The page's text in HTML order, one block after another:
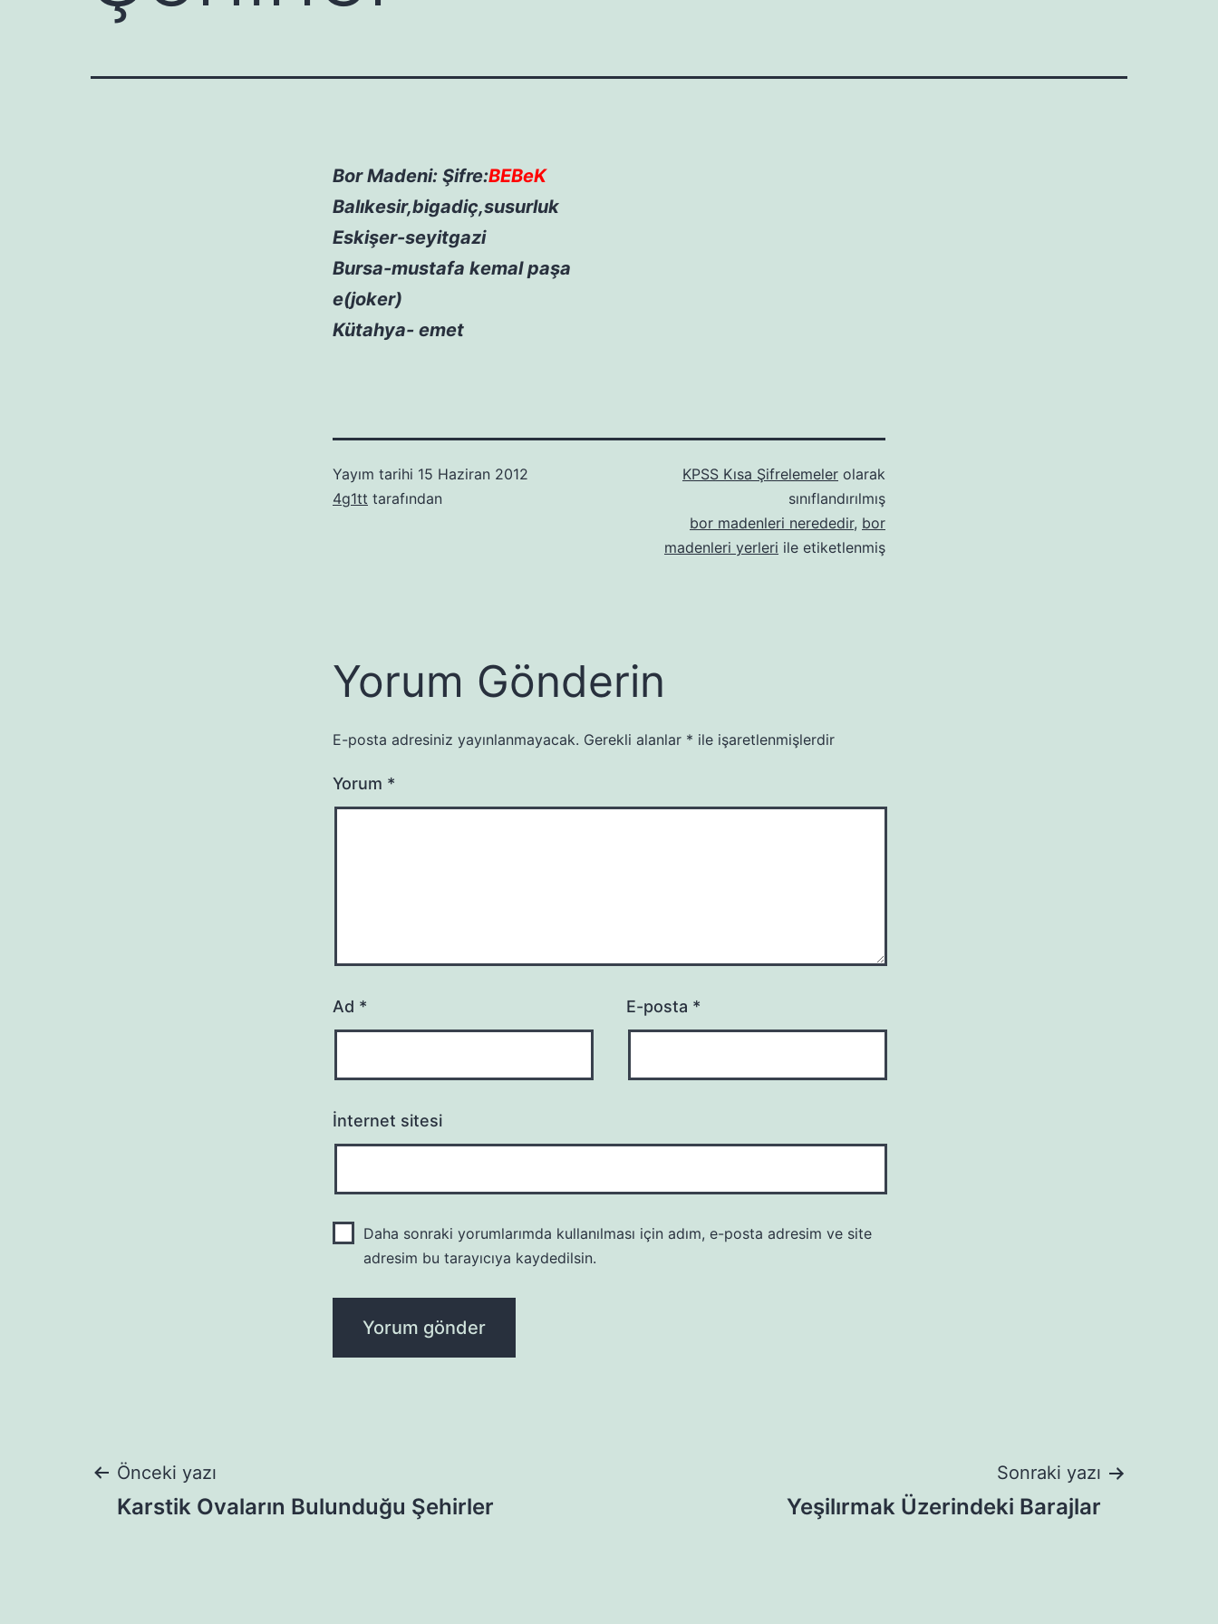
Bor Madeni: Şifre:BEBeK
Balıkesir,bigadiç,susurluk
Eskişer-seyitgazi
Bursa-mustafa kemal paşa
e(joker)
Kütahya- emet
Yayım tarihi 15 Haziran 2012
4g1tt tarafından
KPSS Kısa Şifrelemeler olarak
sınıflandırılmış
bor madenleri nerededir, bor
madenleri yerleri ile etiketlenmiş
Yorum Gönderin
E-posta adresiniz yayınlanmayacak. Gerekli alanlar * ile işaretlenmişlerdir
Yorum *
Ad * E-posta *
İnternet sitesi
Daha sonraki yorumlarımda kullanılması için adım, e-posta adresim ve site
adresim bu tarayıcıya kaydedilsin.
Yazı
Önceki yazı
Karstik Ovaların Bulunduğu Şehirler
Sonraki yazı
Yeşilırmak Üzerindeki Barajlar